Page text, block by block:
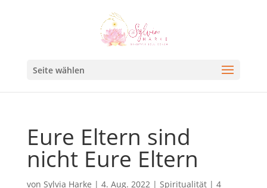
Seite wählen
Eure Eltern sind
nicht Eure Eltern
von Sylvia Harke | 4. Aug. 2022| Spiritualität| 4